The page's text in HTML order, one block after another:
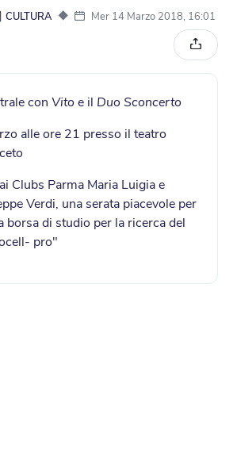
CULTURA ◆ Mer 14 Marzo 2018, 16:01
con Vitoe il Duo Sconcerto
alle ore 21 presso il teatro
Clubs Parma Maria Luigia e
Verdi, una serata piacevole per
borsa di studio per la ricerca del
pro"